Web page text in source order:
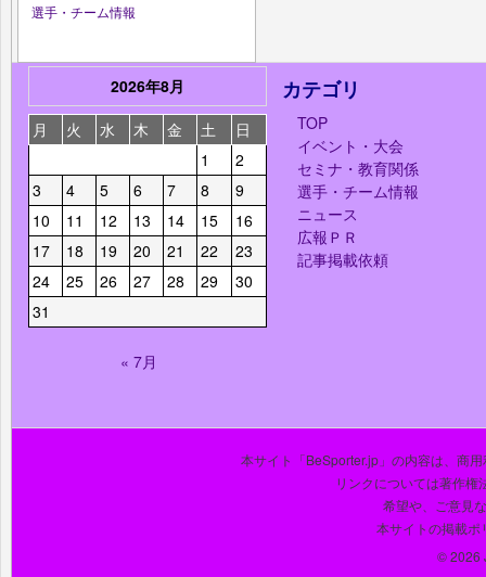
選手・チーム情報
2026年8月
月
火 水 木 金 土
日
1
2
3
4 5 6 7 8
9
10
11 12 13 14 15
16
17
18 19 20 21 22
23
24
25 26 27 28 29
30
31
« 7月
カテゴリ
TOP
イベント・大会
セミナ・教育関係
選手・チーム情報
ニュース
広報ＰＲ
記事掲載依頼
本サイト「BeSporter.jp」の内容は、商
リンクについては著作権
希望や、ご意見
本サイトの掲載ポ
© 2026